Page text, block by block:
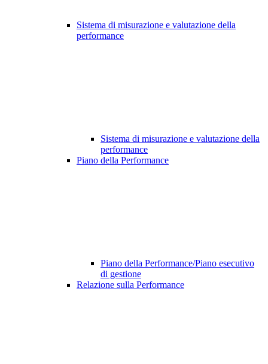
Sistema di misurazione e valutazione della
performance
Sistema di misurazione e valutazione della
performance
Piano della Performance
Piano della Performance/Piano esecutivo
di gestione
Relazione sulla Performance